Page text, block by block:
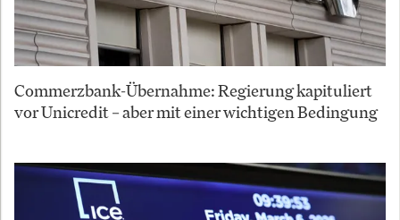
Commerzbank-Übernahme: Regierung kapituliert
vor Unicredit – aber mit einer wichtigen Bedingung